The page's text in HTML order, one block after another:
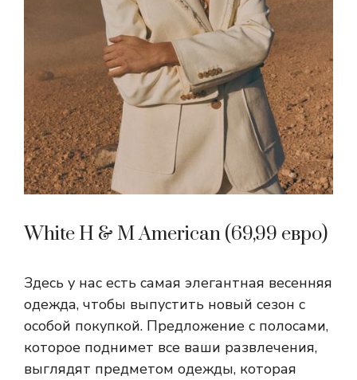
White H & M American (69,99 евро)
Здесь у нас есть самая элегантная весенняя
одежда, чтобы выпустить новый сезон с
особой покупкой. Предложение с полосами,
которое поднимет все ваши развлечения,
выглядят предметом одежды, которая